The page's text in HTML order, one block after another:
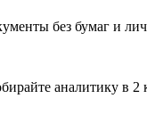
без бумаг и
аналитику в 2